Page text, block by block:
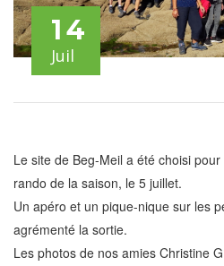
14
Juil
Le site de Beg-Meil a été choisi
rando de la saison, le 5 juillet.
Un apéro et un pique-nique sur les
agrémenté la sortie.
Les photos de nos amies Christine